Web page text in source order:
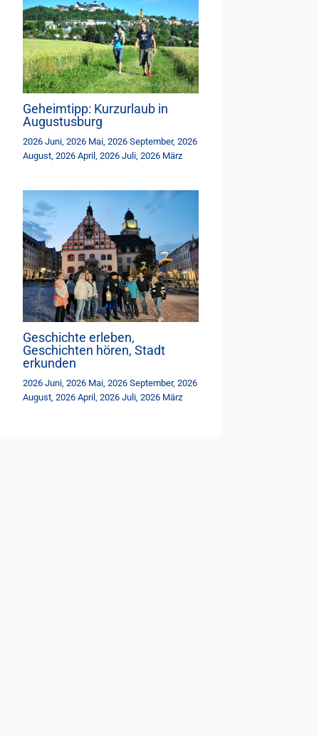
Geheimtipp: Kurzurlaub in
Augustusburg
2026 Juni, 2026 Mai, 2026 September, 2026
August, 2026 April , 2026 Juli, 2026 März
Geschichte erleben,
Geschichten hören, Stadt
erkunden
2026 Juni, 2026 Mai, 2026 September, 2026
August, 2026 April , 2026 Juli, 2026 März